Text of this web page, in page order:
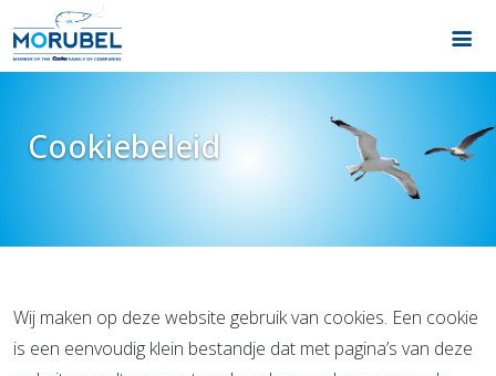
Cookiebeleid
Wij maken op deze website gebruik van cookies. Een cookie
is een eenvoudig klein bestandje dat met pagina’s van deze